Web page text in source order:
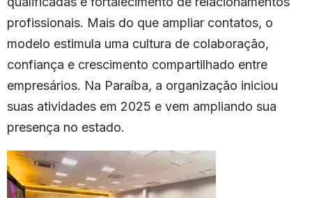
profissionais. Mais do que ampliar contatos, o
modelo estimula uma cultura de colaboração,
confiança e crescimento compartilhado entre
empresários. Na Paraíba, a organização iniciou
suas atividades em 2025 e vem ampliando sua
presença no estado.